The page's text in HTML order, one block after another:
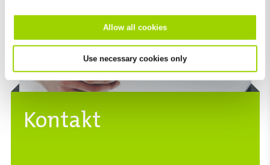
Allow all cookies
Use necessary cookies only
Kontakt